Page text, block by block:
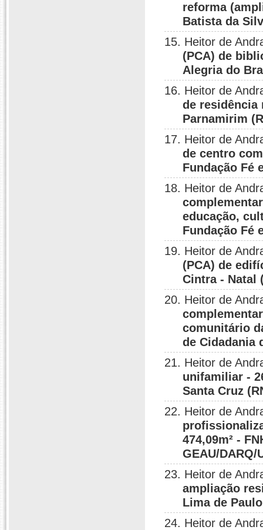
reforma
Batista da
15. Heitor de
(PCA) de
Alegria do
16. Heitor de
de residência
Parnamirim
17. Heitor de
de centro
Fundação Fé
18. Heitor de
educação,
Fundação Fé
19. Heitor de
(PCA) de
Cintra - Natal
20. Heitor de
comunitário
de Cidadania
21. Heitor de
unifamiliar -
Santa Cruz
22. Heitor de
474,09m² -
GEAU/DARQ/
23. Heitor de
ampliação
Lima de
24. Heitor de